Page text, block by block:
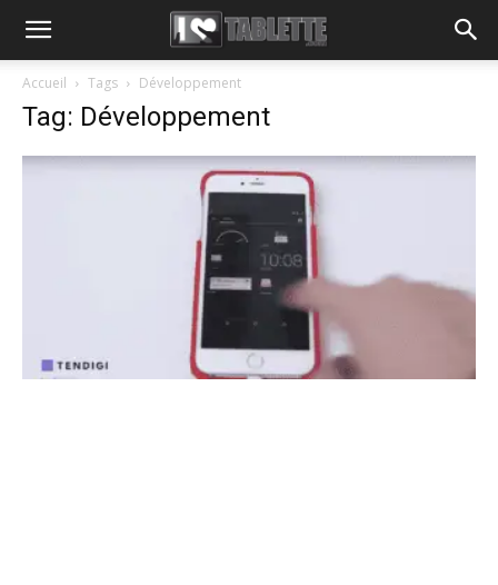
Accueil Tags Développement
Tag: Développement